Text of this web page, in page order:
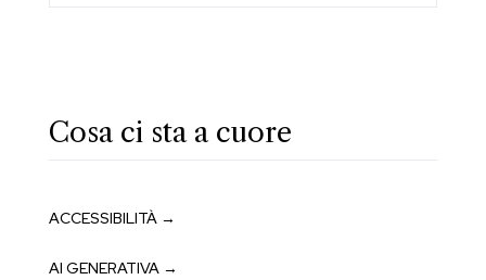
Cosa ci sta a cuore
ACCESSIBILITÀ →
AI GENERATIVA →